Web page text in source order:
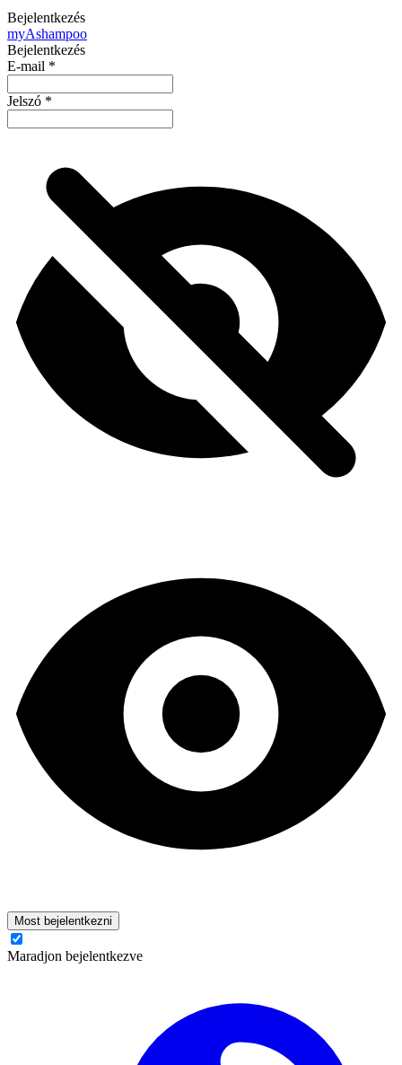
Bejelentkezés
myAshampoo
Bejelentkezés
E-mail *
Jelszó *
Most bejelentkezni
Maradjon bejelentkezve